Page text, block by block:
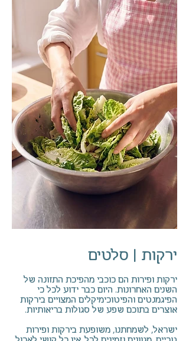
ירקות | סלטים
ירקות ופירות הם כוכבי מהפיכת התזונה של
השנים האחרונות. היום כבר ידוע לכל כי
הפיגמנטים והפיטוכימיקלים המצויים בירקות
אוצרים בתוכם שפע של סגולות בריאותיות.
ישראל, לשמחתנו, משופעת בירקות ופירות